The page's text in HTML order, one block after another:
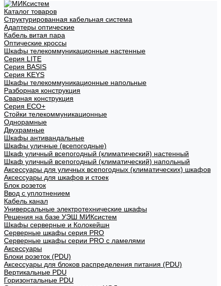
Каталог товаров
Структурированная кабельная система
Адаптеры оптические
Кабель витая пара
Оптические кроссы
Шкафы телекоммуникационные настенные
Cерия LITE
Cерия BASIS
Cерия KEYS
Шкафы телекоммуникационные напольные
Разборная конструкция
Сварная конструкция
Серия ECO+
Стойки телекоммуникационные
Однорамные
Двухрамные
Шкафы антивандальные
Шкафы уличные (всепогодные)
Шкаф уличный всепогодный (климатический) настенный
Шкаф уличный всепогодный (климатический) напольный
Аксессуары для уличных всепогодных (климатических) шкафов
Аксессуары для шкафов и стоек
Блок розеток
Ввод с уплотнением
Кабель канал
Универсальные электротехнические шкафы
Решения на базе УЭШ МИКсистем
Шкафы серверные и Колокейшн
Серверные шкафы серия PRO
Серверные шкафы серии PRO с ламелями
Аксессуары
Блоки розеток (PDU)
Аксессуары для блоков распределения питания (PDU)
Вертикальные PDU
Горизонтальные PDU